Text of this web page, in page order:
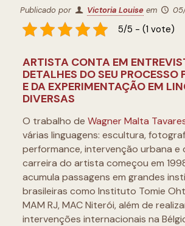
Publicado por Victoria Louise em
5/5 - (1 vote)
ARTISTA CONTA EM
DETALHES DO SEU PROCESSO
E DA EXPERIMENTAÇÃO EM
DIVERSAS
O trabalho de Wagner Malta
várias linguagens: escultura,
performance, intervenção urbana e
carreira do artista começou em
acumula passagens em grandes
brasileiras como Instituto Tomie
MAM RJ, MAC Niterói, além de
intervenções internacionais na